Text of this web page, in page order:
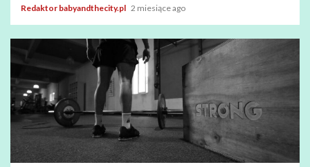
Redaktor babyandthecity.pl 2 miesiące ago